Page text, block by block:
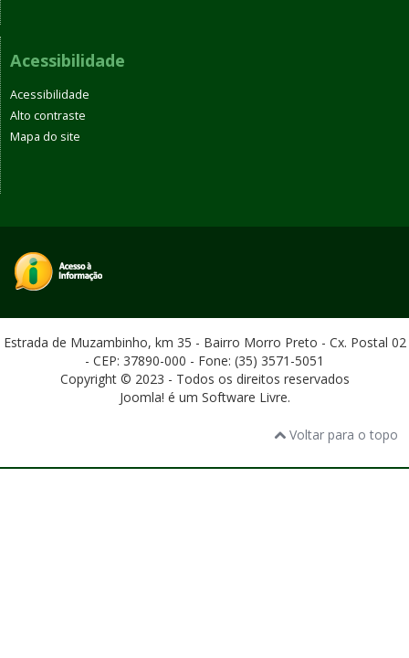
Acessibilidade
Acessibilidade
Alto contraste
Mapa do site
Estrada de Muzambinho, km 35 - Bairro Morro Preto - Cx. Postal 02
- CEP: 37890-000 - Fone: (35) 3571-5051
Copyright © 2023 - Todos os direitos reservados
Joomla! é um Software Livre.
Voltar para o topo